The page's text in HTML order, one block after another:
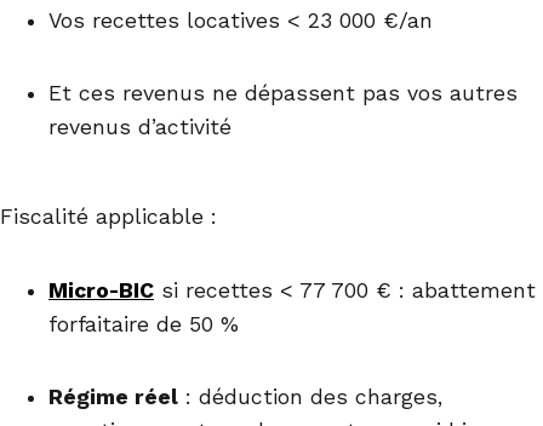
Vos recettes locatives < 23 000 €/an
Et ces revenus ne dépassent pas vos autres
revenus d’activité
Fiscalité applicable :
Micro-BIC si recettes < 77 700 € : abattement
forfaitaire de 50 %
Régime réel : déduction des charges,